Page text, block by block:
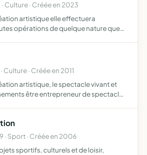
· Culture · Créée en 2023
artistique elle effectuera
opérations de quelque nature que
Culture · Créée en 2011
artistique, le spectacle vivant et
être entrepreneur de spectacles
· Sport · Créée en 2006
sportifs, culturels et de loisir,